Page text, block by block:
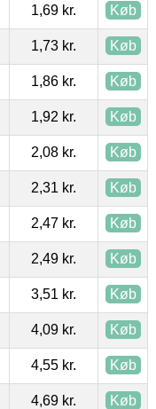
1,69 kr. Køb
1,73 kr. Køb
1,86 kr. Køb
1,92 kr. Køb
2,08 kr. Køb
2,31 kr. Køb
2,47 kr. Køb
2,49 kr. Køb
3,51 kr. Køb
4,09 kr. Køb
4,55 kr. Køb
4,69 kr. Køb